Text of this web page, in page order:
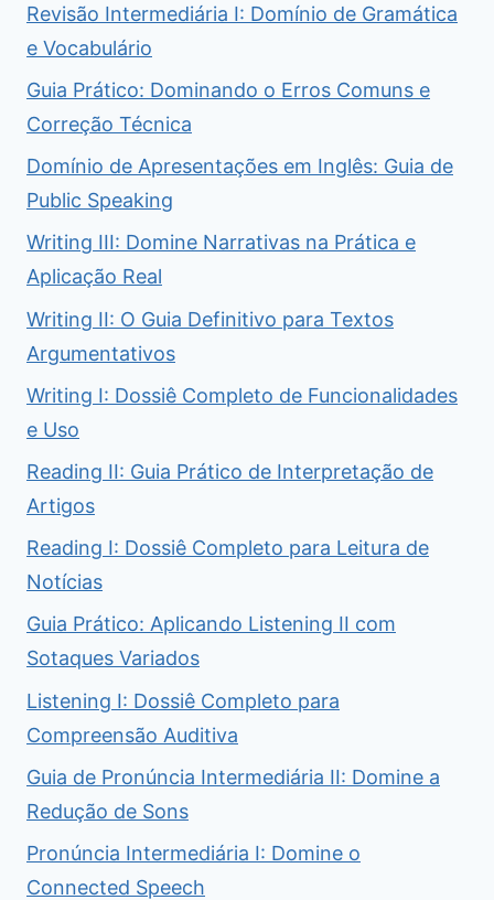
Revisão Intermediária I: Domínio de Gramática
e Vocabulário
Guia Prático: Dominando o Erros Comuns e
Correção Técnica
Domínio de Apresentações em Inglês: Guia de
Public Speaking
Writing III: Domine Narrativas na Prática e
Aplicação Real
Writing II: O Guia Definitivo para Textos
Argumentativos
Writing I: Dossiê Completo de Funcionalidades
e Uso
Reading II: Guia Prático de Interpretação de
Artigos
Reading I: Dossiê Completo para Leitura de
Notícias
Guia Prático: Aplicando Listening II com
Sotaques Variados
Listening I: Dossiê Completo para
Compreensão Auditiva
Guia de Pronúncia Intermediária II: Domine a
Redução de Sons
Pronúncia Intermediária I: Domine o
Connected Speech